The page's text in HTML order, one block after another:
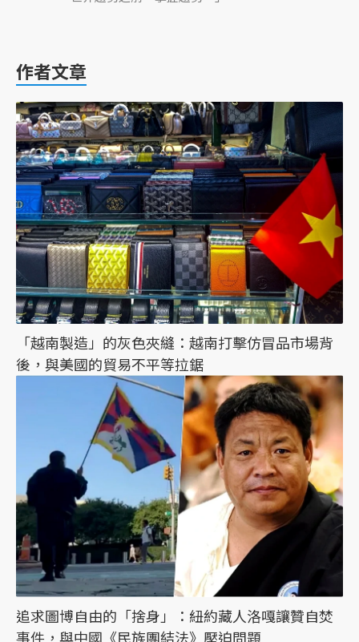
作者文章
「越南製造」的灰色夾縫：越南打擊仿冒品市場背
後，與美國的貿易不平等拉鋸
追求圖博自由的「捨身」：紐約藏人洛嘎讓贊自焚
事件，與中國《民族團結法》壓迫問題